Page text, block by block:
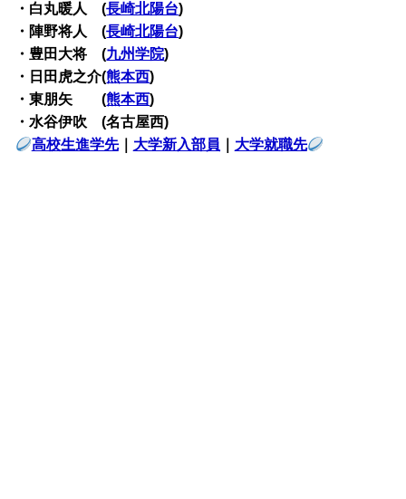
・白丸暖人 (長崎北陽台)
・陣野将人 (長崎北陽台)
・豊田大将 (九州学院)
・日田虎之介(熊本西)
・東朋矢 (熊本西)
・水谷伊吹 (名古屋西)
高校生進学先｜ 大学新入部員 大学就職先